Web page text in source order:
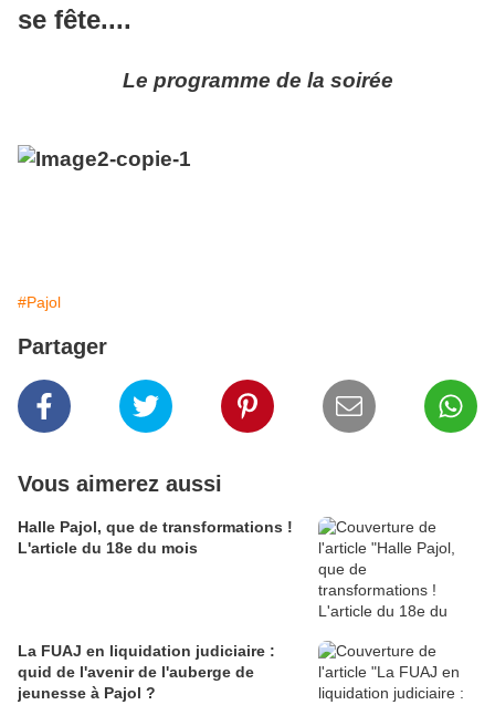
se fête....
Le programme de la soirée
#Pajol
Partager
Vous aimerez aussi
Halle Pajol, que de transformations !
L'article du 18e du mois
La FUAJ en liquidation judiciaire :
quid de l'avenir de l'auberge de
jeunesse à Pajol ?